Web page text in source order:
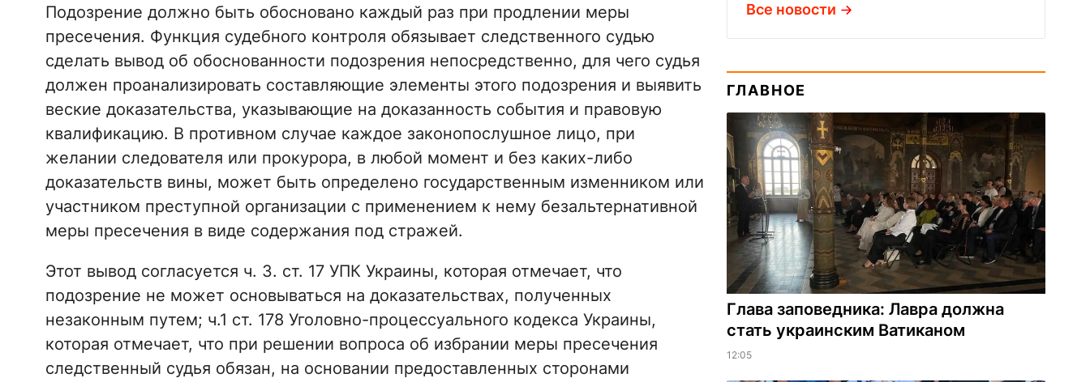
Подозрение должно быть обосновано каждый раз при продлении меры
пресечения. Функция судебного контроля обязывает следственного судью
сделать вывод об обоснованности подозрения непосредственно, для чего судья
должен проанализировать составляющие элементы этого подозрения и выявить
веские доказательства, указывающие на доказанность события и правовую
квалификацию. В противном случае каждое законопослушное лицо, при
желании следователя или прокурора, в любой момент и без каких-либо
доказательств вины, может быть определено государственным изменником или
участником преступной организации с применением к нему безальтернативной
меры пресечения в виде содержания под стражей.
Этот вывод согласуется ч. 3. ст. 17 УПК Украины, которая отмечает, что
подозрение не может основываться на доказательствах, полученных
незаконным путем; ч.1 ст. 178 Уголовно-процессуального кодекса Украины,
которая отмечает, что при решении вопроса об избрании меры пресечения
следственный судья обязан, на основании предоставленных сторонами
Все новости
ГЛАВНОЕ
Глава заповедника: Лавра должна
стать украинским Ватиканом
12:05